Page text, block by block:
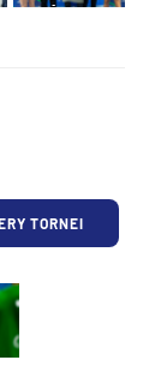
-
TORNEI